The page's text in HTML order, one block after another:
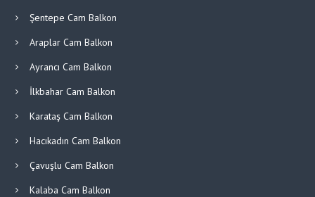
Şentepe Cam Balkon
Araplar Cam Balkon
Ayrancı Cam Balkon
İlkbahar Cam Balkon
Karataş Cam Balkon
Hacıkadın Cam Balkon
Çavuşlu Cam Balkon
Kalaba Cam Balkon